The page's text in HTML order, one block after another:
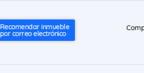
Recomendar inmueble
por correo electrónico